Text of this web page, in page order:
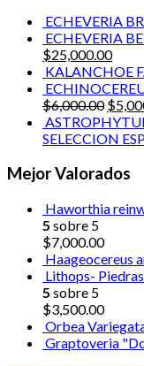
ECHEVERIA
ECHEVERIA
$25,000.00
KALANCHOE
$6,000.00 $
SELECCION
Mejor Valorados
Haworthia
5 sobre 5
$7,000.00
Haageocereus
Lithops-
5 sobre 5
$3,500.00
Orbea
Graptoveria